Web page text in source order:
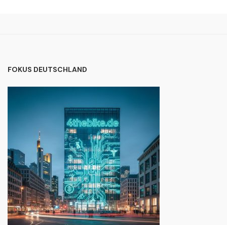
FOKUS DEUTSCHLAND